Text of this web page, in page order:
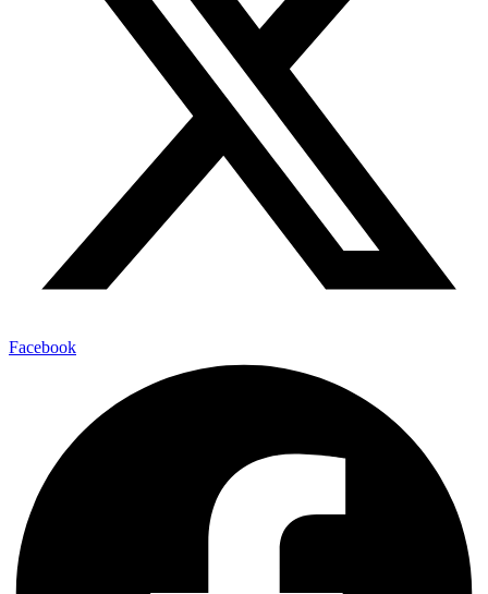
Facebook